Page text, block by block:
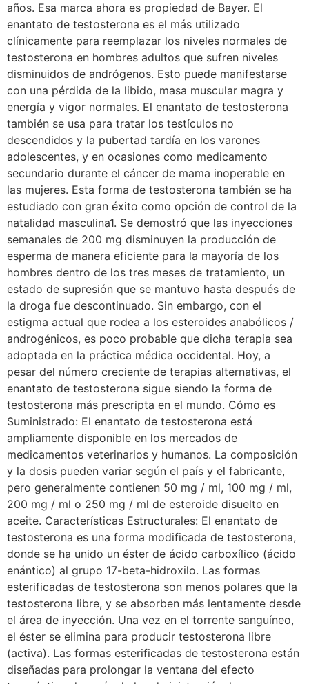
años. Esa marca ahora es propiedad de Bayer. El
enantato de testosterona es el más utilizado
clínicamente para reemplazar los niveles normales de
testosterona en hombres adultos que sufren niveles
disminuidos de andrógenos. Esto puede manifestarse
con una pérdida de la libido, masa muscular magra y
energía y vigor normales. El enantato de testosterona
también se usa para tratar los testículos no
descendidos y la pubertad tardía en los varones
adolescentes, y en ocasiones como medicamento
secundario durante el cáncer de mama inoperable en
las mujeres. Esta forma de testosterona también se ha
estudiado con gran éxito como opción de control de la
natalidad masculina1. Se demostró que las inyecciones
semanales de 200 mg disminuyen la producción de
esperma de manera eficiente para la mayoría de los
hombres dentro de los tres meses de tratamiento, un
estado de supresión que se mantuvo hasta después de
la droga fue descontinuado. Sin embargo, con el
estigma actual que rodea a los esteroides anabólicos /
androgénicos, es poco probable que dicha terapia sea
adoptada en la práctica médica occidental. Hoy, a
pesar del número creciente de terapias alternativas, el
enantato de testosterona sigue siendo la forma de
testosterona más prescripta en el mundo. Cómo es
Suministrado: El enantato de testosterona está
ampliamente disponible en los mercados de
medicamentos veterinarios y humanos. La composición
y la dosis pueden variar según el país y el fabricante,
pero generalmente contienen 50 mg / ml, 100 mg / ml,
200 mg / ml o 250 mg / ml de esteroide disuelto en
aceite. Características Estructurales: El enantato de
testosterona es una forma modificada de testosterona,
donde se ha unido un éster de ácido carboxílico (ácido
enántico) al grupo 17-beta-hidroxilo. Las formas
esterificadas de testosterona son menos polares que la
testosterona libre, y se absorben más lentamente desde
el área de inyección. Una vez en el torrente sanguíneo,
el éster se elimina para producir testosterona libre
(activa). Las formas esterificadas de testosterona están
diseñadas para prolongar la ventana del efecto